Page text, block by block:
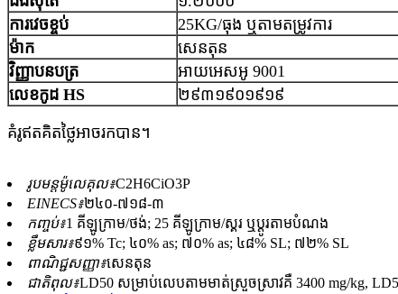
ការវេចខ្ចប់
25KG/ធុង ឬតាមតម្រូវការ
ម៉ាក
សេនតុន
វិញ្ញាបនបត្រ
អាយអេសអូ 9001
លេខកូដ HS
២៩៣១៩០១៩១៩
គំរូឥតគិតថ្លៃអាចរកបាន។
រូបមន្តម៉ូលេគុល៖C2H6CiO3P
EINECS៖២៤០-៧១៨-៣
កញ្ចប់៖1 គីឡូក្រាម/ថង់; 25 គីឡូក្រាម/ស្គរ ឬប្ដូរតាមបំណង
ខ្លឹមសារ៖៩១% Tc; ៤០% as; ៧០% as; ៤៨% SL; ៧២% SL
ពាណិជ្ជសញ្ញា៖សេនតុន
ជាតិពុល៖LD50 សម្រាប់​លេប​តាម​មាត់​ស្រួចស្រាវ​គឺ 3400 mg/kg,